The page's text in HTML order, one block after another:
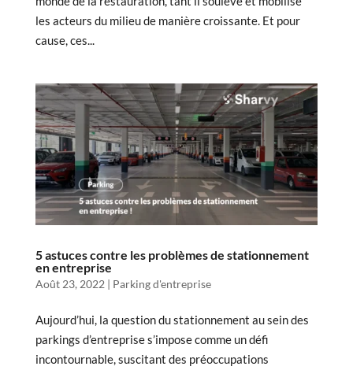
les acteurs du milieu de manière croissante. Et pour
cause, ces...
5 astuces contre les problèmes de stationnement
en entreprise
Août 23, 2022 | Parking d'entreprise
Aujourd’hui, la question du stationnement au sein des
parkings d’entreprise s’impose comme un défi
incontournable, suscitant des préoccupations